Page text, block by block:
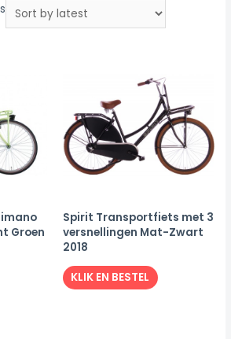
Groen
Spirit Transportfiets met 3
versnellingen Mat-Zwart
2018
KLIK EN BESTEL